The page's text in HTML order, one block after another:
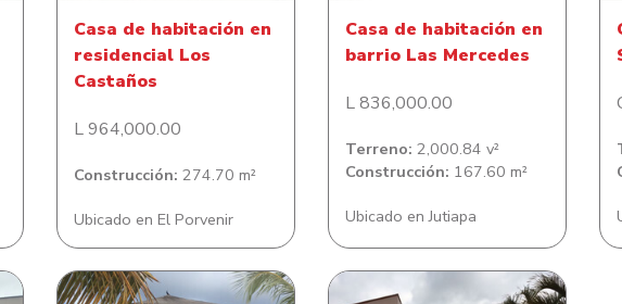
Casa de habitación en
residencial Los
Castaños
L 964,000.00
Construcción: 274.70 m²
Ubicado en El Porvenir
Casa de habitación en
barrio Las Mercedes
L 836,000.00
Terreno: 2,000.84 v²
Construcción: 167.60 m²
Ubicado en Jutiapa